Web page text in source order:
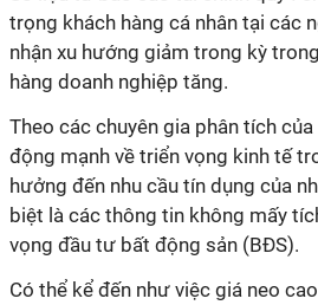
trọng khách hàng cá nhân tại các
nhận xu hướng giảm trong kỳ
hàng doanh nghiệp tăng.
Theo các chuyên gia phân tích
động mạnh về triển vọng kinh tế
hưởng đến nhu cầu tín dụng của
biệt là các thông tin không mấy
vọng đầu tư bất động sản (BĐS).
Có thể kể đến như việc giá neo